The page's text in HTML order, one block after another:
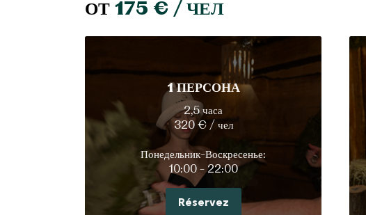
ОТ 175 € / ЧЕЛ
1 ПЕРСОНА
2,5 часа
320 € / чел
Понедельник-Воскресенье:
10:00 - 22:00
Réservez